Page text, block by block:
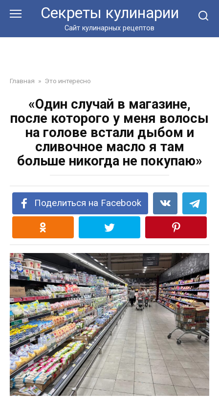
Секреты кулинарии
Сайт кулинарных рецептов
Главная » Это интересно
«Один случай в магазине,
после которого у меня волосы
на голове встали дыбом и
сливочное масло я там
больше никогда не покупаю»
Поделиться на Facebook